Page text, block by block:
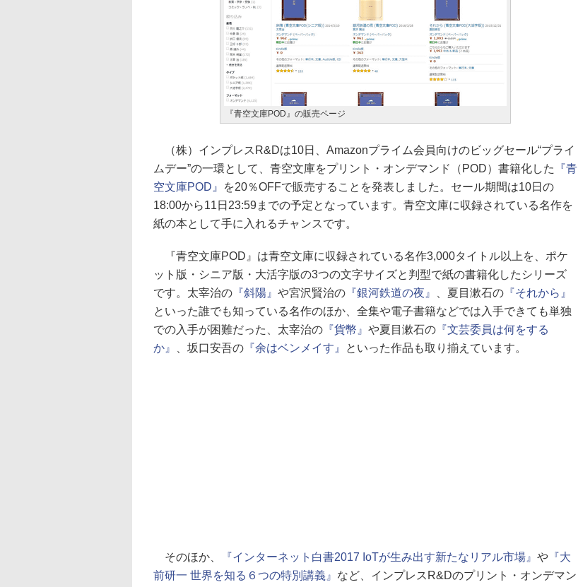
『青空文庫POD』の販売ページ
（株）インプレスR&Dは10日、Amazonプライム会員向けのビッグセール“プライ
ムデー”の一環として、青空文庫をプリント・オンデマンド（POD）書籍化した
『青
空文庫POD』
を20％OFFで販売することを発表しました。セール期間は10日の
18:00から11日23:59までの予定となっています。青空文庫に収録されている名作を
紙の本として手に入れるチャンスです。
『青空文庫POD』は青空文庫に収録されている名作3,000タイトル以上を、ポケ
ット版・シニア版・大活字版の3つの文字サイズと判型で紙の書籍化したシリーズ
です。太宰治の 『斜陽』 や宮沢賢治の 『銀河鉄道の夜』 、夏目漱石の 『それから』
といった誰でも知っている名作のほか、全集や電子書籍などでは入手できても単独
での入手が困難だった、太宰治の 『貨幣』 や夏目漱石の 『文芸委員は何をする
か』
、坂口安吾の 『余はベンメイす』 といった作品も取り揃えています。
そのほか、 『インターネット白書2017 IoTが生み出す新たなリアル市場』 や 『大
前研一 世界を知る６つの特別講義』 など、インプレスR&Dのプリント・オンデマン